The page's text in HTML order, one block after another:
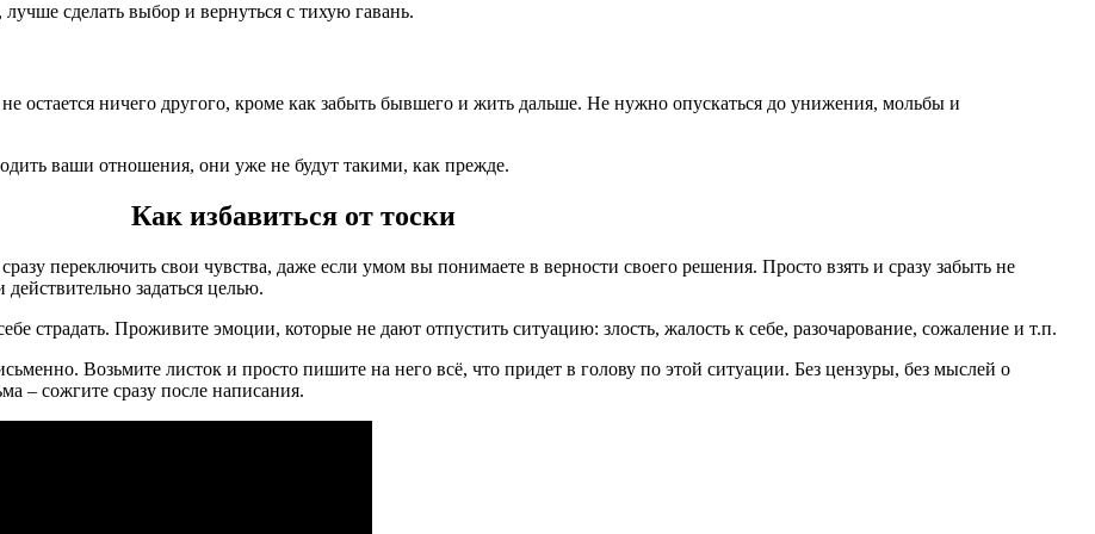
сделать выбор и вернуться с тихую гавань.
остается ничего другого, кроме как забыть бывшего и жить дальше. Не нужно опускаться до унижения, мольбы и
ваши отношения, они уже не будут такими, как прежде.
Как избавиться от тоски
переключить свои чувства, даже если умом вы понимаете в верности своего решения. Просто взять и сразу забыть не
задаться целью.
страдать. Проживите эмоции, которые не дают отпустить ситуацию: злость, жалость к себе, разочарование, сожаление и т.п.
Возьмите листок и просто пишите на него всё, что придет в голову по этой ситуации. Без цензуры, без мыслей о
– сожгите сразу после написания.